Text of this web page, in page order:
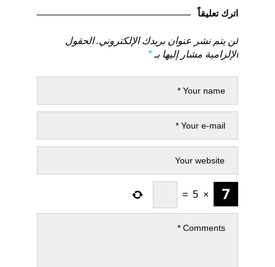
السابق
اترك تعليقاً
لن يتم نشر عنوان بريدك الإلكتروني. الحقول
الإلزامية مشار إليها بـ*
×
5
=